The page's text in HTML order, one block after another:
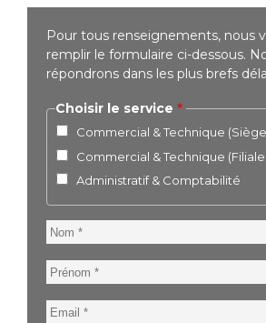
Pour tous renseignements, nous
remplir le formulaire ci-dessous.
répondrons dans les plus brefs
Choisir le service
Commercial & Technique
Commercial & Technique (Filiale
Administratif & Comptabilité
Nom
Prénom
Email